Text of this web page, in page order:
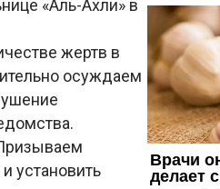
«Аль-Ахли» в
жертв в
осуждаем
установить